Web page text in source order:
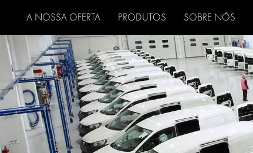
A NOSSA OFERTA PRODUTOS SOBRE NÓS